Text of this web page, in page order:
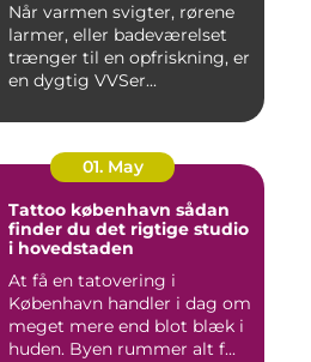
Når varmen svigter, rørene
larmer, eller badeværelset
trænger til en opfriskning, er
en dygtig VVSer...
01. May
Tattoo københavn sådan
finder du det rigtige studio
i hovedstaden
At få en tatovering i
København handler i dag om
meget mere end blot blæk i
huden. Byen rummer alt f...